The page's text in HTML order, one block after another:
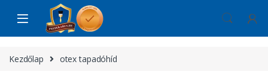
Skip to navigation
Skip to content
Kezdőlap otex tapadóhíd